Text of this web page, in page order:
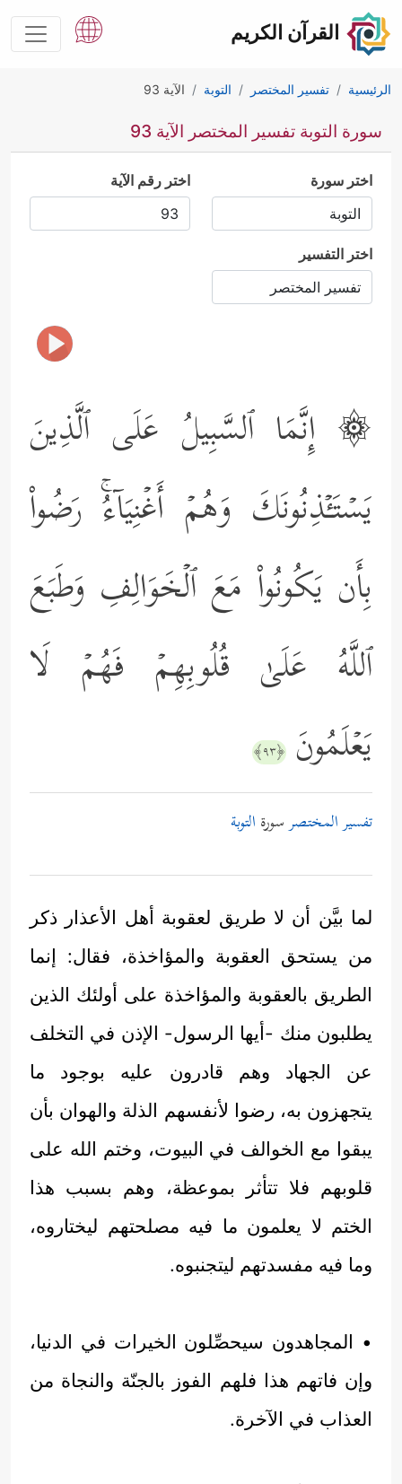
القرآن الكريم
الرئيسية تفسير المختصر التوبة الآية 93
سورة التوبة تفسير المختصر الآية 93
اختر سورة اختر رقم الآية
اختر التفسير
۞ إِنَّمَا ٱلسَّبِیلُ عَلَى ٱلَّذِینَ
یَسۡتَـٔۡذِنُونَكَ وَهُمۡ أَغۡنِیَاۤءُۚ رَضُواْ
بِأَن یَكُونُواْ مَعَ ٱلۡخَوَالِفِ وَطَبَعَ
ٱللَّهُ عَلَىٰ قُلُوبِهِمۡ فَهُمۡ لَا
یَعۡلَمُونَ ﴿٩٣﴾
تفسير المختصرسورة التوبة
لما بيَّن أن لا طريق لعقوبة أهل الأعذار ذكر
من يستحق العقوبة والمؤاخذة، فقال: إنما
الطريق بالعقوبة والمؤاخذة على أولئك الذين
يطلبون منك -أيها الرسول- الإذن في التخلف
عن الجهاد وهم قادرون عليه بوجود ما
يتجهزون به، رضوا لأنفسهم الذلة والهوان بأن
يبقوا مع الخوالف في البيوت، وختم الله على
قلوبهم فلا تتأثر بموعظة، وهم بسبب هذا
الختم لا يعلمون ما فيه مصلحتهم ليختاروه،
وما فيه مفسدتهم ليتجنبوه.
• المجاهدون سيحصِّلون الخيرات في الدنيا،
وإن فاتهم هذا فلهم الفوز بالجنّة والنجاة من
العذاب في الآخرة.